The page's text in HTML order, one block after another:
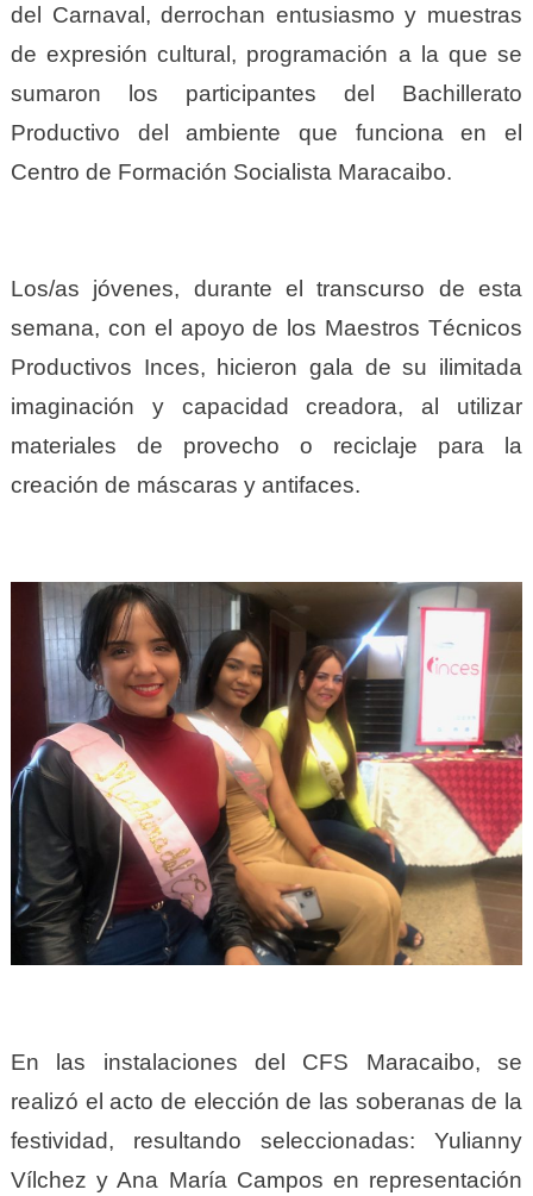
del Carnaval, derrochan entusiasmo y muestras
de expresión cultural, programación a la que se
sumaron los participantes del Bachillerato
Productivo del ambiente que funciona en el
Centro de Formación Socialista Maracaibo.
Los/as jóvenes, durante el transcurso de esta
semana, con el apoyo de los Maestros Técnicos
Productivos Inces, hicieron gala de su ilimitada
imaginación y capacidad creadora, al utilizar
materiales de provecho o reciclaje para la
creación de máscaras y antifaces.
En las instalaciones del CFS Maracaibo, se
realizó el acto de elección de las soberanas de la
festividad, resultando seleccionadas: Yulianny
Vílchez y Ana María Campos en representación